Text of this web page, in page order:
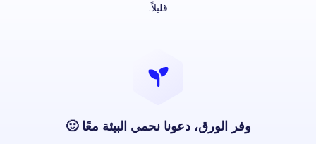
قليلاً.
وفر الورق، دعونا نحمي البيئة معًا 🙂